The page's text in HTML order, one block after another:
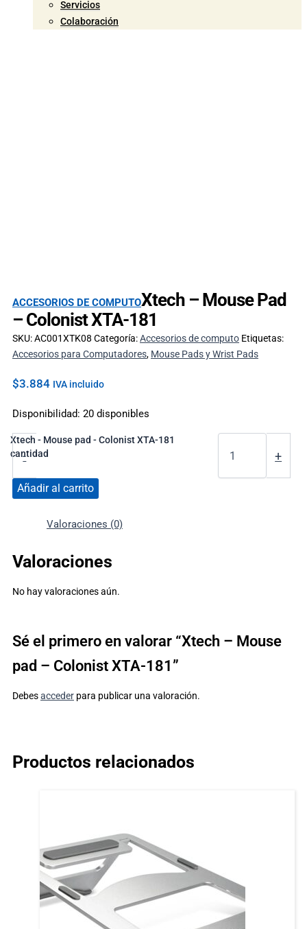
Servicios
Colaboración
ACCESORIOS DE COMPUTOXtech – Mouse Pad
– Colonist XTA-181
SKU:AC001XTK08 Categoría:Accesorios de computo Etiquetas:
Accesorios para Computadores, Mouse Pads y Wrist Pads
$3.884 IVA incluido
Disponibilidad: 20 disponibles
-
Xtech - Mouse pad - Colonist XTA-181
cantidad
+
Añadir al carrito
Valoraciones (0)
Valoraciones
No hay valoraciones aún.
Sé el primero en valorar “Xtech – Mouse
pad – Colonist XTA-181”
Debesacceder para publicar una valoración.
Productos relacionados